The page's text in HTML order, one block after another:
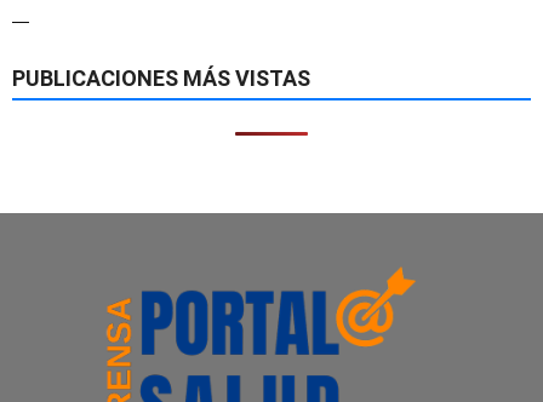
—
PUBLICACIONES MÁS VISTAS